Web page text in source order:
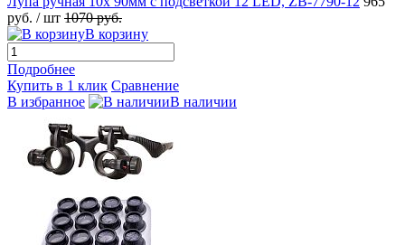
руб. / шт 1070 руб.
В корзину
Подробнее
Купить в 1 клик Сравнение
В избранное
В наличии